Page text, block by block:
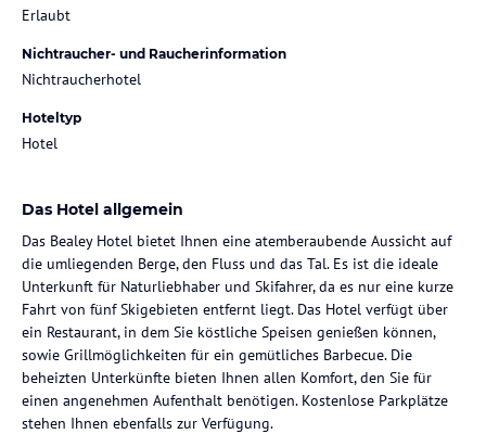
Erlaubt
Nichtraucher- und Raucherinformation
Nichtraucherhotel
Hoteltyp
Hotel
Das Hotel allgemein
Das Bealey Hotel bietet Ihnen eine atemberaubende Aussicht auf
die umliegenden Berge, den Fluss und das Tal. Es ist die ideale
Unterkunft für Naturliebhaber und Skifahrer, da es nur eine kurze
Fahrt von fünf Skigebieten entfernt liegt. Das Hotel verfügt über
ein Restaurant, in dem Sie köstliche Speisen genießen können,
sowie Grillmöglichkeiten für ein gemütliches Barbecue. Die
beheizten Unterkünfte bieten Ihnen allen Komfort, den Sie für
einen angenehmen Aufenthalt benötigen. Kostenlose Parkplätze
stehen Ihnen ebenfalls zur Verfügung.